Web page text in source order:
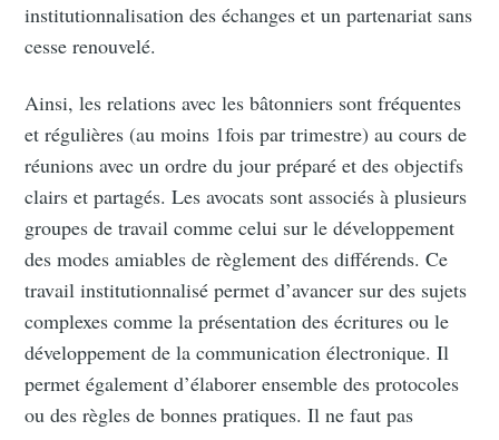
institutionnalisation des échanges et un partenariat sans
cesse renouvelé.
Ainsi, les relations avec les bâtonniers sont fréquentes
et régulières (au moins 1fois par trimestre) au cours de
réunions avec un ordre du jour préparé et des objectifs
clairs et partagés. Les avocats sont associés à plusieurs
groupes de travail comme celui sur le développement
des modes amiables de règlement des différends. Ce
travail institutionnalisé permet d’avancer sur des sujets
complexes comme la présentation des écritures ou le
développement de la communication électronique. Il
permet également d’élaborer ensemble des protocoles
ou des règles de bonnes pratiques. Il ne faut pas